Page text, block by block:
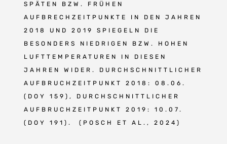
SPÄTEN BZW. FRÜHEN
AUFBRECHZEITPUNKTE IN DEN JAHREN
2018 UND 2019 SPIEGELN DIE
BESONDERS NIEDRIGEN BZW. HOHEN
LUFTTEMPERATUREN IN DIESEN
JAHREN WIDER. DURCHSCHNITTLICHER
AUFBRUCHZEITPUNKT 2018: 08.06.
(DOY 159), DURCHSCHNITTLICHER
AUFBRUCHZEITPUNKT 2019: 10.07.
(DOY 191). (POSCH ET AL., 2024)